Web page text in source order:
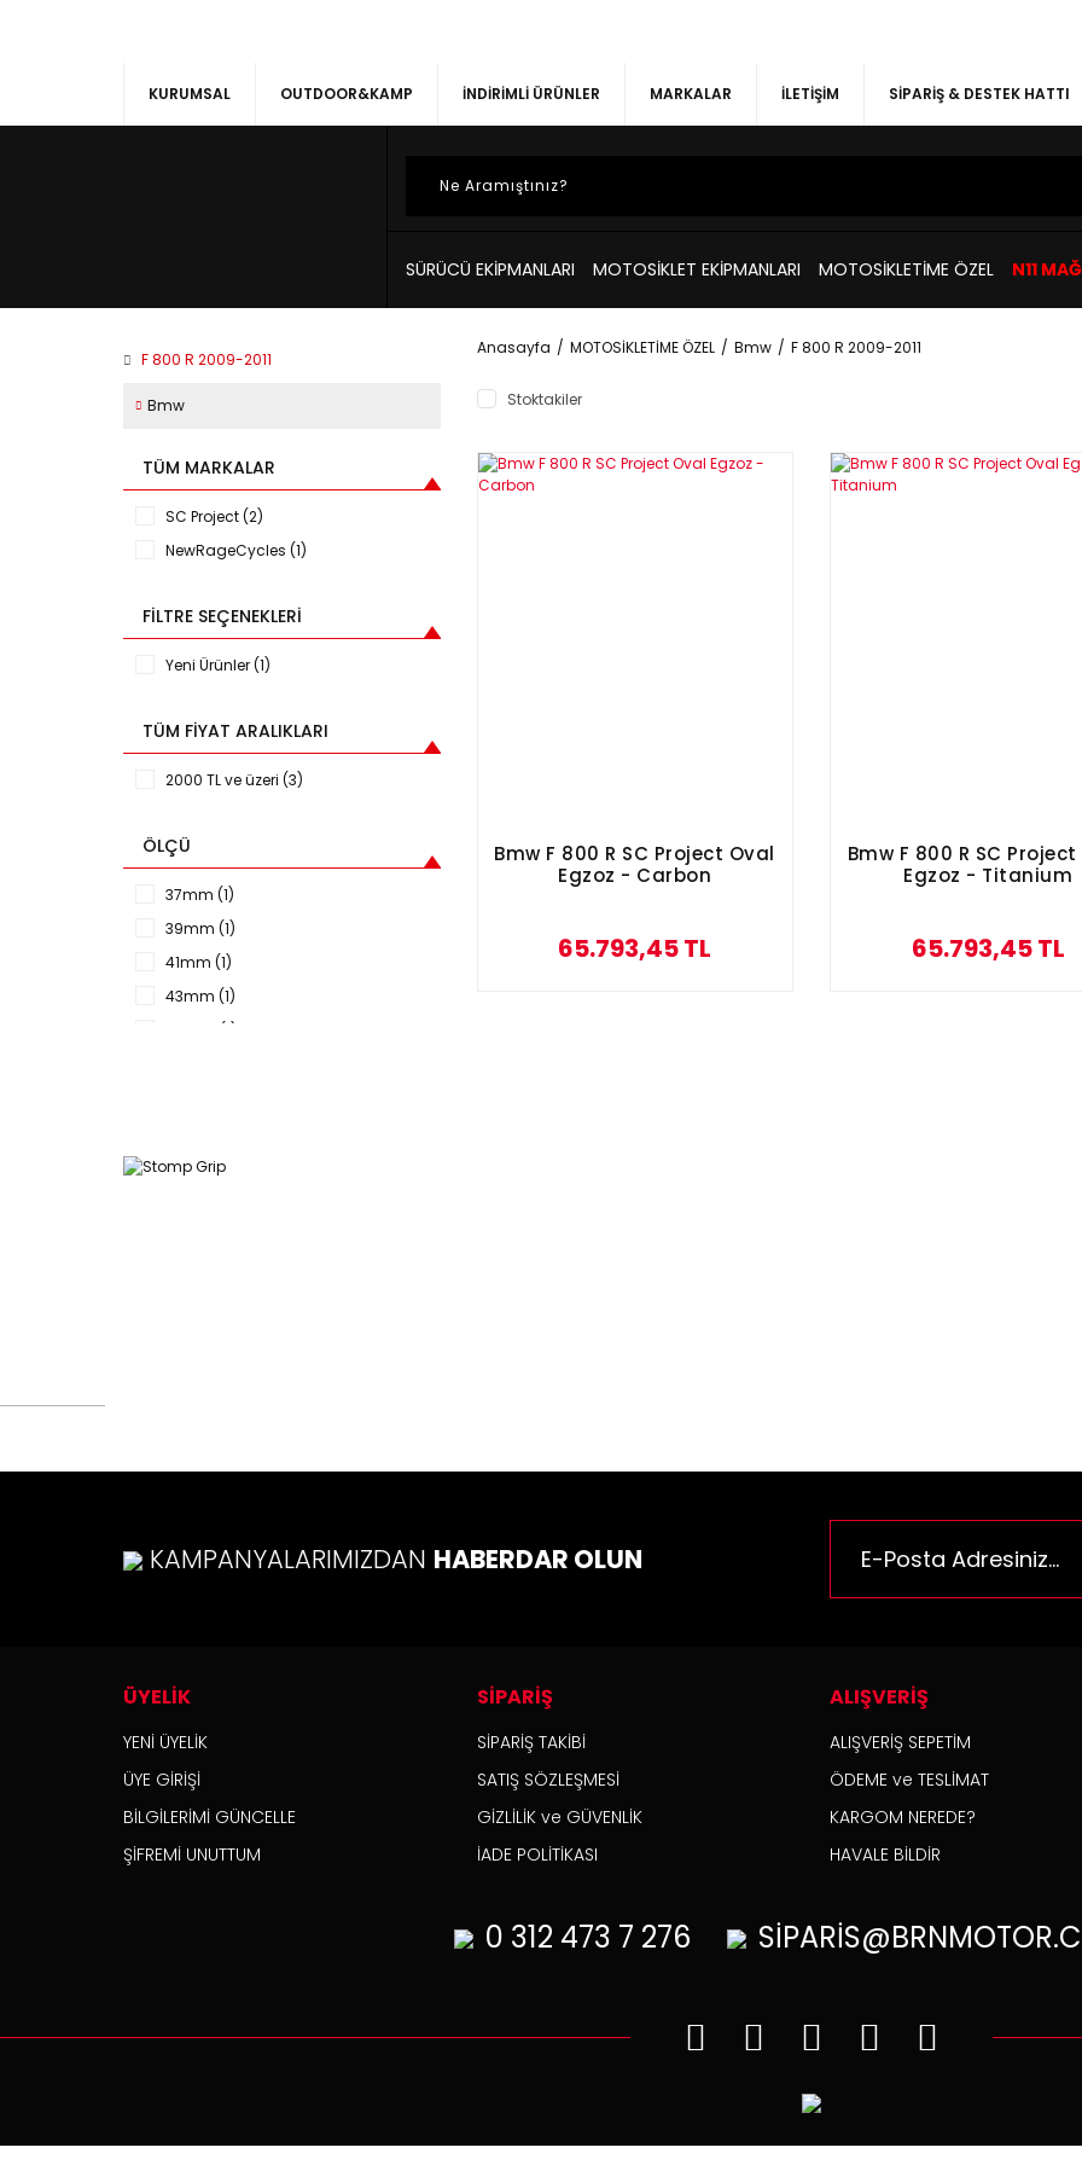
KURUMSAL OUTDOOR&KAMP İNDİRİMLİ ÜRÜNLER MARKALAR İLETİŞİM SİPARİŞ & DESTEK HATTI
SÜRÜCÜ EKİPMANLARI MOTOSİKLET EKİPMANLARI MOTOSİKLETİME ÖZEL N11
F 800 R 2009-2011
Bmw
TÜM MARKALAR
SC Project (2)
NewRageCycles (1)
FILTRE SEÇENEKLERI
Yeni Ürünler (1)
TÜM FIYAT ARALIKLARI
2000 TL ve üzeri (3)
ÖLÇÜ
37mm (1)
39mm (1)
41mm (1)
43mm (1)
45mm (1)
50mm (1)
Anasayfa MOTOSİKLETİME ÖZEL Bmw F 800 R 2009-2011
Stoktakiler
Bmw F 800 R SC Project Oval
Egzoz - Carbon
65.793,45 TL
Bmw F 800 R SC
Egzoz - Titanium
65.793,45 TL
KAMPANYALARIMIZDAN HABERDAR OLUN
ÜYELİK
YENİ ÜYELİK
ÜYE GİRİŞİ
BİLGİLERİMİ GÜNCELLE
ŞİFREMİ UNUTTUM
SİPARİŞ
SİPARİŞ TAKİBİ
SATIŞ SÖZLEŞMESİ
GİZLİLİK ve GÜVENLİK
İADE POLİTİKASI
ALIŞVERİŞ
ALIŞVERİŞ SEPETİM
ÖDEME ve TESLİMAT
KARGOM NEREDE?
HAVALE BİLDİR
0 312 473 7 276